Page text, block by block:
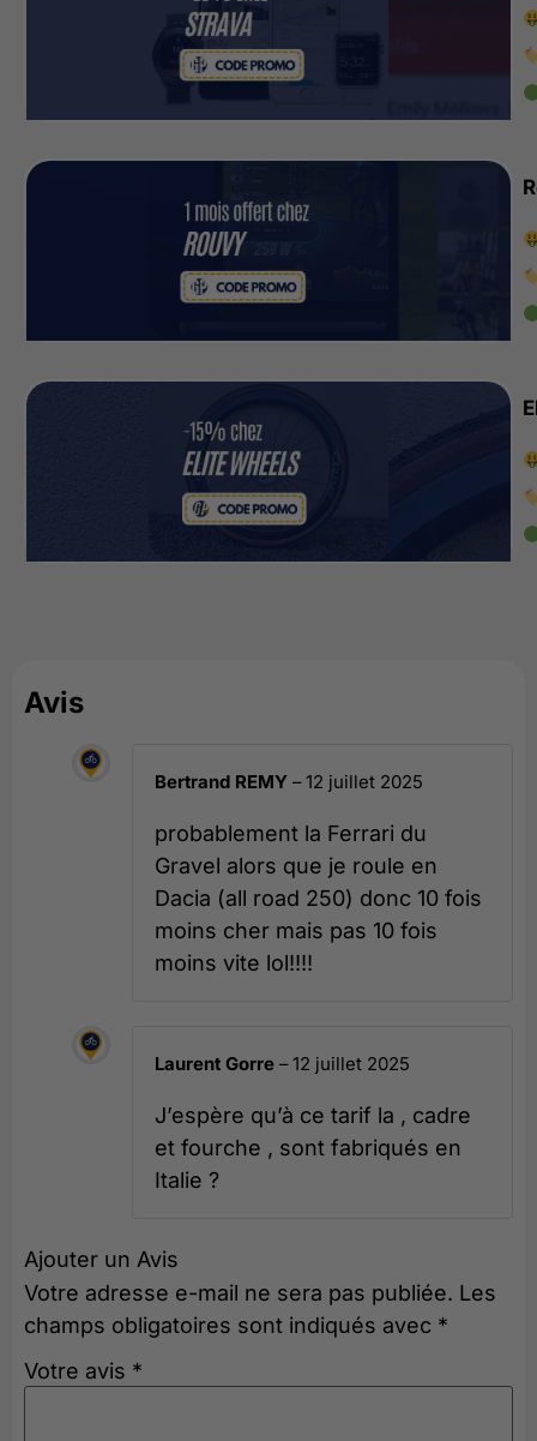
Avis
Bertrand REMY – 12 juillet 2025
probablement la Ferrari du
Gravel alors que je roule en
Dacia (all road 250) donc 10 fois
moins cher mais pas 10 fois
moins vite lol!!!!
Laurent Gorre – 12 juillet 2025
J’espère qu’à ce tarif la , cadre
et fourche , sont fabriqués en
Italie ?
Ajouter un Avis
Votre adresse e-mail ne sera pas publiée. Les
champs obligatoires sont indiqués avec *
Votre avis *